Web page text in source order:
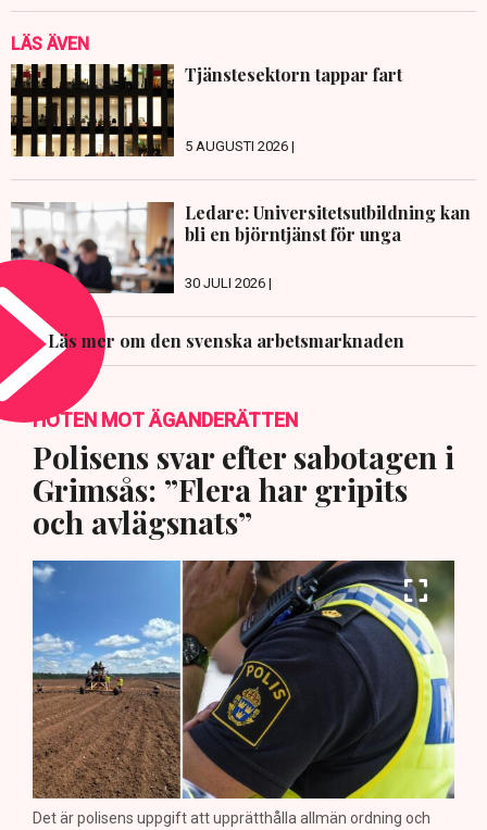
LÄS ÄVEN
Tjänstesektorn tappar fart
5 AUGUSTI 2026 |
Ledare: Universitetsutbildning kan
bli en björntjänst för unga
30 JULI 2026 |
Läs mer om den svenska arbetsmarknaden
HOTEN MOT ÄGANDERÄTTEN
Polisens svar efter sabotagen i
Grimsås: ”Flera har gripits
och avlägsnats”
Det är polisens uppgift att upprätthålla allmän ordning och